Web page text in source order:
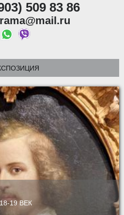
509 83 86
18-19 ВЕК